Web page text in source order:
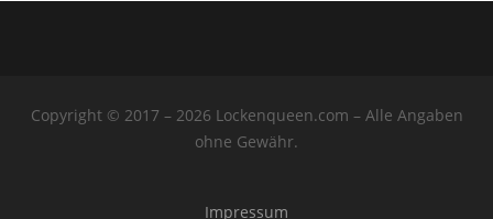
Copyright © 2017 – 2026 Lockenqueen.com – Alle Angaben
ohne Gewähr.
Impressum